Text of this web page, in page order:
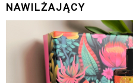
NAWILŻAJĄCY